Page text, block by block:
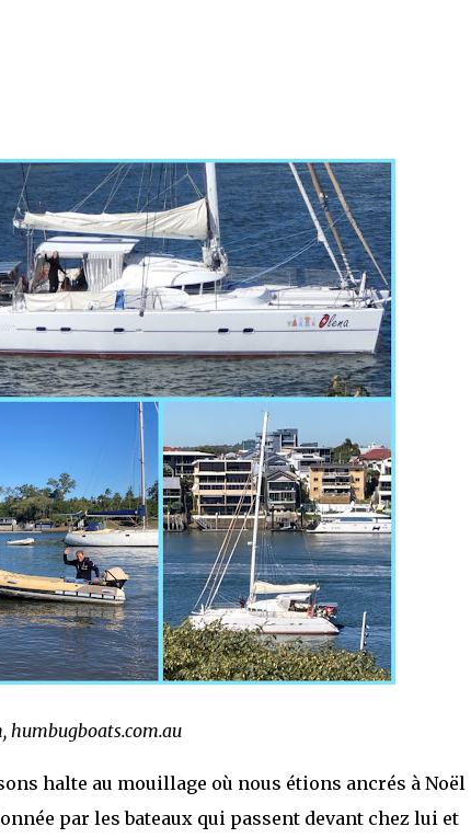
humbugboats.com.au
halte au mouillage où nous étions ancrés à Noël
par les bateaux qui passent devant chez lui et